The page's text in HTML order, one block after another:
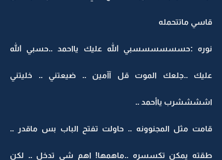
قاسي ماتتحمله
نوره :حسسسسسسبي الله عليك يااحمد ..حسبي الله
عليك ..جلعك الموت قل آآمين .. ضيعتني .. خليتني
اششششرب ياأحمد ..
قامت مثل المجنوونه .. حاولت تفتح الباب بس ماقدر ..
طقته يمكن تكسسره ..ماهمها! اهم شي تدخل .. لكن